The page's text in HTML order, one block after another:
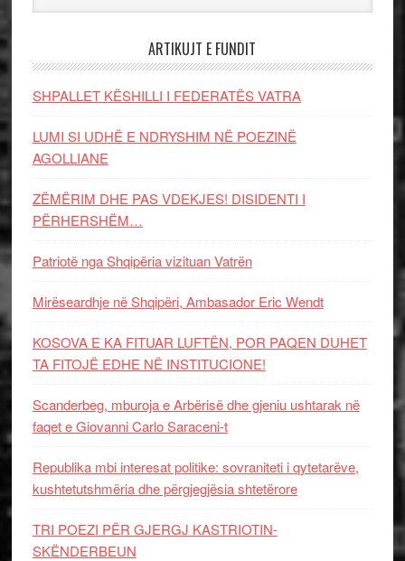
ARTIKUJT E FUNDIT
SHPALLET KËSHILLI I FEDERATËS VATRA
LUMI SI UDHË E NDRYSHIM NË POEZINË
AGOLLIANE
ZËMËRIM DHE PAS VDEKJES! DISIDENTI I
PËRHERSHËM…
Patriotë nga Shqipëria vizituan Vatrën
Mirëseardhje në Shqipëri, Ambasador Eric Wendt
KOSOVA E KA FITUAR LUFTËN, POR PAQEN DUHET
TA FITOJË EDHE NË INSTITUCIONE!
Scanderbeg, mburoja e Arbërisë dhe gjeniu ushtarak në
faqet e Giovanni Carlo Saraceni-t
Republika mbi interesat politike: sovraniteti i qytetarëve,
kushtetutshmëria dhe përgjegjësia shtetërore
TRI POEZI PËR GJERGJ KASTRIOTIN-
SKËNDERBEUN